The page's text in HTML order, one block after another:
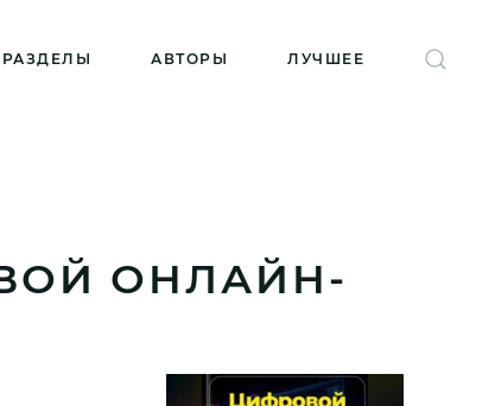
РАЗДЕЛЫ АВТОРЫ ЛУЧШЕЕ
ОНЛАЙН-